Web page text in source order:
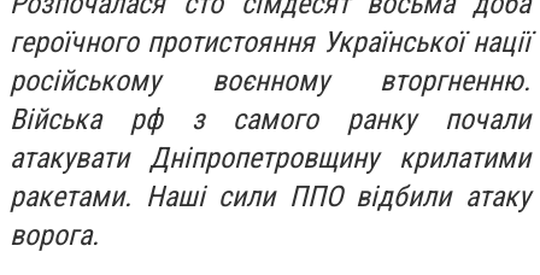
героїчного протистояння Української нації
російському воєнному вторгненню.
Війська рф з самого ранку почали
атакувати Дніпропетровщину крилатими
ракетами. Наші сили ППО відбили атаку
ворога.